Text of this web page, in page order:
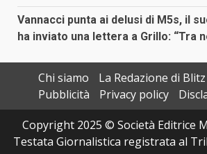
Vannacci punta ai delusi di M5s, il
ha inviato una lettera a Grillo: “Tra
Chi siamo
La Redazione di
Pubblicità
Privacy policy
Copyright 2025 © Società Editrice
Testata Giornalistica registrata al